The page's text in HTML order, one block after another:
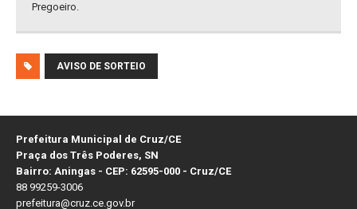
Pregoeiro.
AVISO DE SORTEIO
Prefeitura Municipal de Cruz/CE
Praça dos Três Poderes, SN
Bairro: Aningas - CEP: 62595-000 - Cruz/CE
88 99259-3006
prefeitura@cruz.ce.gov.br